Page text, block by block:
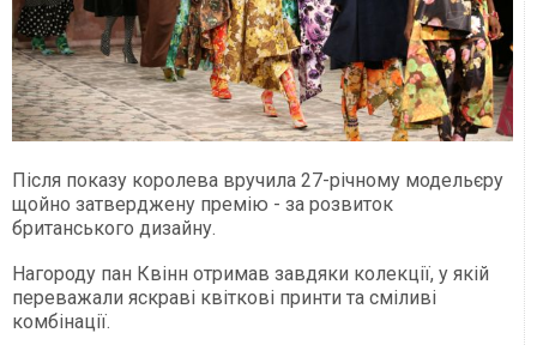
Після показу королева вручила 27-річному модельєру
щойно затверджену премію - за розвиток
британського дизайну.
Нагороду пан Квінн отримав завдяки колекції, у якій
переважали яскраві квіткові принти та сміливі
комбінації.